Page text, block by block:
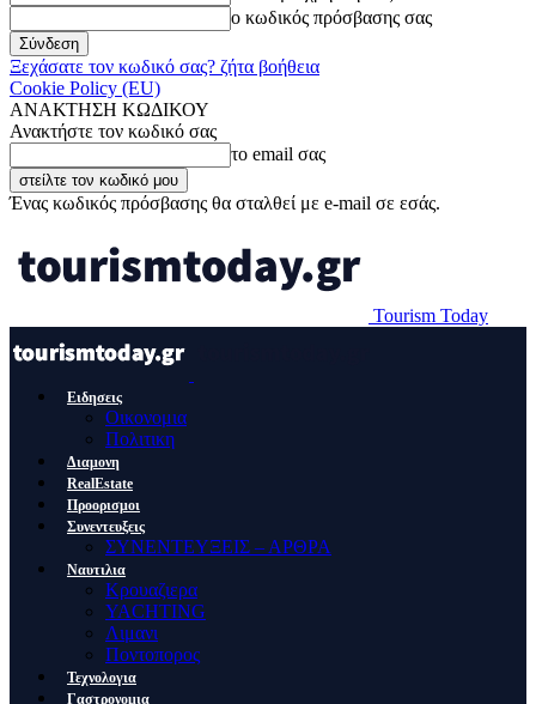
ο κωδικός πρόσβασης σας
Ξεχάσατε τον κωδικό σας? ζήτα βοήθεια
Cookie Policy (EU)
ΑΝΑΚΤΗΣΗ ΚΩΔΙΚΟΥ
Ανακτήστε τον κωδικό σας
το email σας
Ένας κωδικός πρόσβασης θα σταλθεί με e-mail σε εσάς.
Tourism Today
Ειδησεις
Οικονομια
Πολιτικη
Διαμονη
RealEstate
Προορισμοι
Συνεντευξεις
ΣΥΝΕΝΤΕΥΞΕΙΣ – ΑΡΘΡΑ
Ναυτιλια
Κρουαζιερα
YACHTING
Λιμανι
Ποντοπορος
Τεχνολογια
Γαστρονομια